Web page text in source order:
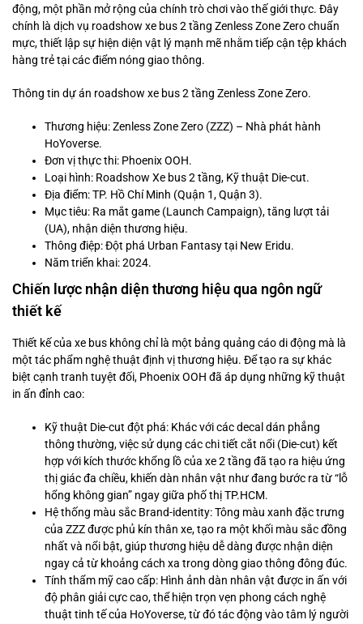
động, một phần mở rộng của chính trò chơi vào thế giới thực. Đây
chính là dịch vụ roadshow xe bus 2 tầng Zenless Zone Zero chuẩn
mực, thiết lập sự hiện diện vật lý mạnh mẽ nhằm tiếp cận tệp khách
hàng trẻ tại các điểm nóng giao thông.
Thông tin dự án roadshow xe bus 2 tầng Zenless Zone Zero.
Thương hiệu: Zenless Zone Zero (ZZZ) – Nhà phát hành
HoYoverse.
Đơn vị thực thi: Phoenix OOH.
Loại hình: Roadshow Xe bus 2 tầng, Kỹ thuật Die-cut.
Địa điểm: TP. Hồ Chí Minh (Quận 1, Quận 3).
Mục tiêu: Ra mắt game (Launch Campaign), tăng lượt tải
(UA), nhận diện thương hiệu.
Thông điệp: Đột phá Urban Fantasy tại New Eridu.
Năm triển khai: 2024.
Chiến lược nhận diện thương hiệu qua ngôn ngữ
thiết kế
Thiết kế của xe bus không chỉ là một bảng quảng cáo di động mà là
một tác phẩm nghệ thuật định vị thương hiệu. Để tạo ra sự khác
biệt cạnh tranh tuyệt đối, Phoenix OOH đã áp dụng những kỹ thuật
in ấn đỉnh cao:
Kỹ thuật Die-cut đột phá: Khác với các decal dán phẳng
thông thường, việc sử dụng các chi tiết cắt nổi (Die-cut) kết
hợp với kích thước khổng lồ của xe 2 tầng đã tạo ra hiệu ứng
thị giác đa chiều, khiến dàn nhân vật như đang bước ra từ “lỗ
hổng không gian” ngay giữa phố thị TP.HCM.
Hệ thống màu sắc Brand-identity: Tông màu xanh đặc trưng
của ZZZ được phủ kín thân xe, tạo ra một khối màu sắc đồng
nhất và nổi bật, giúp thương hiệu dễ dàng được nhận diện
ngay cả từ khoảng cách xa trong dòng giao thông đông đúc.
Tính thẩm mỹ cao cấp: Hình ảnh dàn nhân vật được in ấn với
độ phân giải cực cao, thể hiện trọn vẹn phong cách nghệ
thuật tinh tế của HoYoverse, từ đó tác động vào tâm lý người